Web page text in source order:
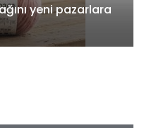
yeni pazarlara